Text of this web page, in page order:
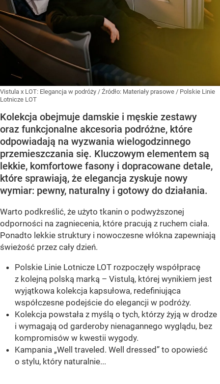
Vistula x LOT: Elegancja w podróży / Źródło: Materiały prasowe / Polskie Linie
Lotnicze LOT
Kolekcja obejmuje damskie i męskie zestawy
oraz funkcjonalne akcesoria podróżne, które
odpowiadają na wyzwania wielogodzinnego
przemieszczania się. Kluczowym elementem są
lekkie, komfortowe fasony i dopracowane detale,
które sprawiają, że elegancja zyskuje nowy
wymiar: pewny, naturalny i gotowy do działania.
Warto podkreślić, że użyto tkanin o podwyższonej
odporności na zagniecenia, które pracują z ruchem ciała.
Ponadto lekkie struktury i nowoczesne włókna zapewniają
świeżość przez cały dzień.
Polskie Linie Lotnicze LOT rozpoczęły współpracę
z kolejną polską marką – Vistulą, której wynikiem jest
wyjątkowa kolekcja kapsułowa, redefiniująca
współczesne podejście do elegancji w podróży.
Kolekcja powstała z myślą o tych, którzy żyją w drodze
i wymagają od garderoby nienagannego wyglądu, bez
kompromisów w kwestii wygody.
Kampania „Well traveled. Well dressed” to opowieść
o stylu, który naturalnie...